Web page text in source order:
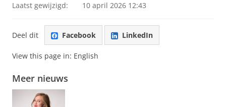
Laatst gewijzigd: 10 april 2026 12:43
Deel dit Facebook LinkedIn
View this page in: English
Meer nieuws